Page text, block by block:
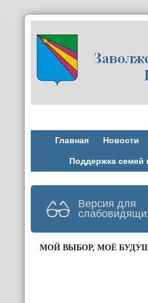
Главная Новости
Поддержка семей
Версия для
МОЙ ВЫБОР, МОЁ